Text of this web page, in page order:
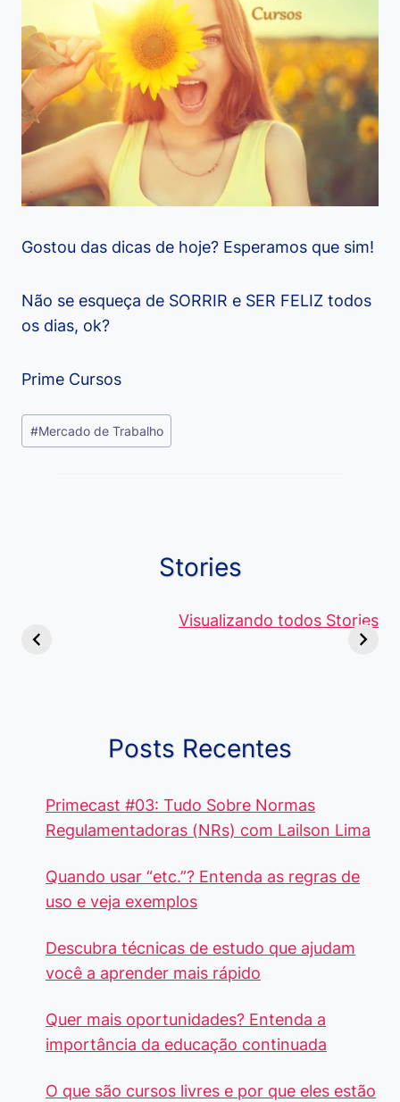
Gostou das dicas de hoje? Esperamos que sim!
Não se esqueça de SORRIR e SER FELIZ todos
os dias, ok?
Prime Cursos
Tags
do
#Mercado de Trabalho
Stories
Visualizando todos Stories
Diferença e
de 5 Centavos
Curso de
Pacote
Posts Recentes
Primecast #03: Tudo Sobre Normas
Regulamentadoras (NRs) com Lailson Lima
Quando usar “etc.”? Entenda as regras de
uso e veja exemplos
Descubra técnicas de estudo que ajudam
você a aprender mais rápido
Quer mais oportunidades? Entenda a
importância da educação continuada
O que são cursos livres e por que eles estão